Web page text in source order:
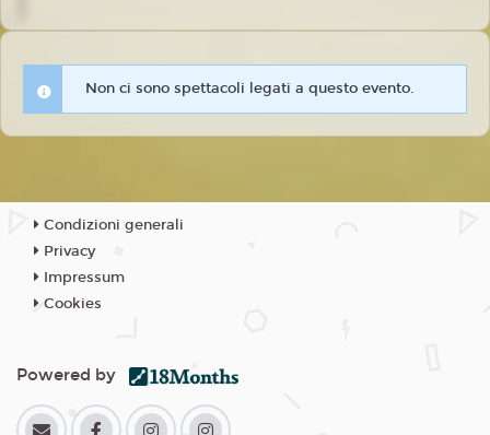
Non ci sono spettacoli legati a questo evento.
Condizioni generali
Privacy
Impressum
Cookies
Powered by